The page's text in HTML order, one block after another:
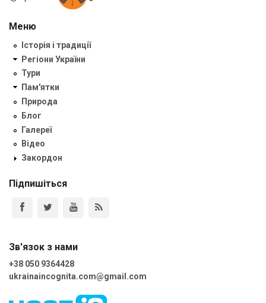
Меню
Історія і традиції
Регіони України
Тури
Пам'ятки
Природа
Блог
Галереї
Відео
Закордон
Підпишіться
Зв'язок з нами
+38 050 9364428
ukrainaincognita.com@gmail.com